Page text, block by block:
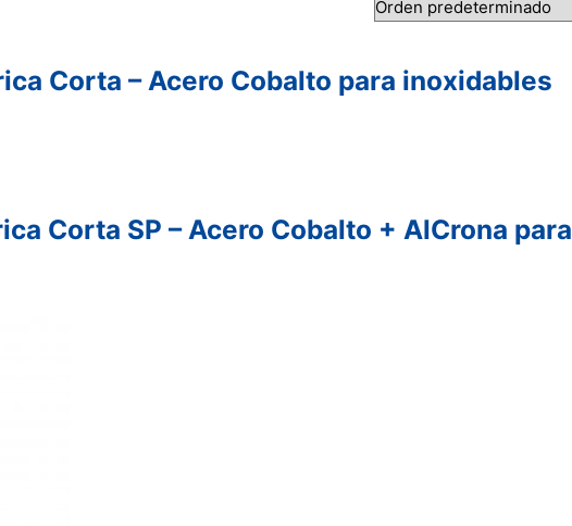
Corta – Acero Cobalto para inoxidables
Corta SP – Acero Cobalto + AlCrona para